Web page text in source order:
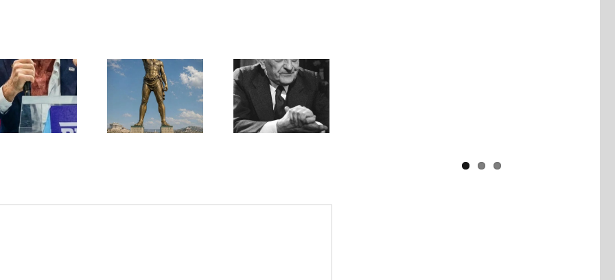
Ile de Rhodes ;
un foyer juif
déserté
Une lettre
inédite de
Malraux sur
l’État d’Israël |
PAR « LA REGLE